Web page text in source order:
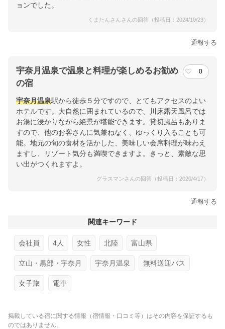
ョンでした。
くまたんさんさんの回答（投稿日：2024/10/23）
通報する
宇奈月温泉で温泉と料理が楽しめるお勧め
の宿
0
宇奈月温泉駅から徒歩５分ですので、とてもアクセスのよい
ホテルです。大自然に囲まれているので、川床露天風呂では
お湯に浸かりながら絶景が堪能できます。貸切風呂もありま
すので、他のお客さんに気兼ねなく、ゆっくり入ることも可
能。地元の旬の食材を活かした、美味しい会席料理が味わえ
ますし、リゾート気分も満喫できますよ。きっと、素敵な思
い出がつくれますよ。
グラスマンさんの回答（投稿日：2020/4/17）
通報する
関連キーワード
会社員 4人 女性 北陸 富山県
立山・黒部・宇奈月 宇奈月温泉 無料送迎バス
女子旅 電車
掲載している宿に関する情報（宿情報・口コミ等）はその内容を保証するも
のではありません。